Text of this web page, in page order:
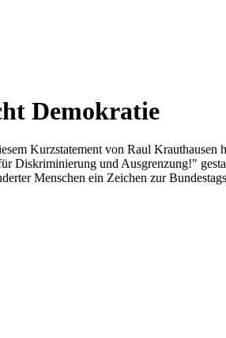
Demokratie
Kurzstatement von Raul Krauthausen
und Ausgrenzung!"
Menschen ein Zeichen zur